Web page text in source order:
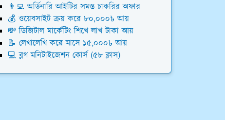
👨‍💻 অর্ডিনারি আইটির সমস্ত চাকরির অফার
💰 ওয়েবসাইট ক্রয় করে ৮০,০০০৳ আয়
💸 ডিজিটাল মার্কেটিং শিখে লাখ টাকা আয়
📝 লেখালেখি করে মাসে ১৫,০০০৳ আয়
💻 ব্লগ মনিটাইজেশন কোর্স (৫৮ ক্লাস)